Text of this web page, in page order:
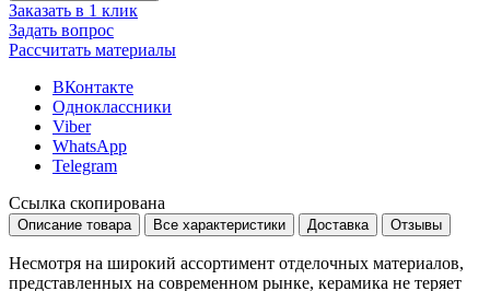
Заказать в 1 клик
Задать вопрос
Рассчитать материалы
ВКонтакте
Одноклассники
Viber
WhatsApp
Telegram
Ссылка скопирована
Описание товара Все характеристики Доставка Отзывы
Несмотря на широкий ассортимент отделочных материалов,
представленных на современном рынке, керамика не теряет